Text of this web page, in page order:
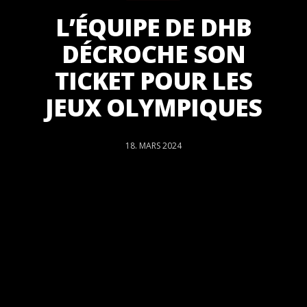
L’ÉQUIPE DE DHB
DÉCROCHE SON
TICKET POUR LES
JEUX OLYMPIQUES
18. MARS 2024